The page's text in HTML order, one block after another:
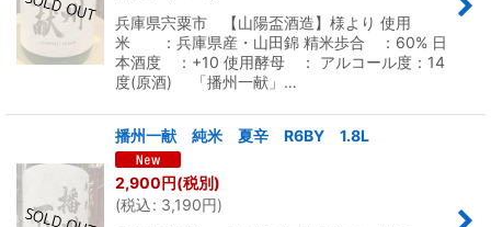
兵庫県宍粟市 【山陽盃酒造】様より 使用
米 ：兵庫県産・山田錦 精米歩合 ：60% 日
本酒度 ：+10 使用酵母 ： アルコール度：14
度(原酒) 「播州一献」…
播州一献 純米 夏辛 R6BY 1.8L
2,900円(税別)
(税込: 3,190円)